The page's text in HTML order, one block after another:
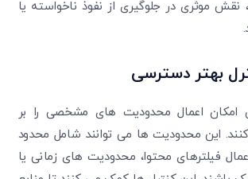
نقش موثری در جلوگیری از نفوذ ناخواسته یا
بهتر دسترسی
اعمال محدودیت های مشخصی را بر
این محدودیت ها می توانند شامل محدود
فیلترهای محتوا، محدودیت های زمانی یا